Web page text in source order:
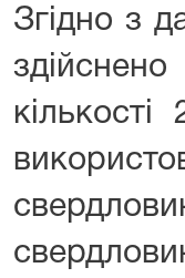
Згідно з